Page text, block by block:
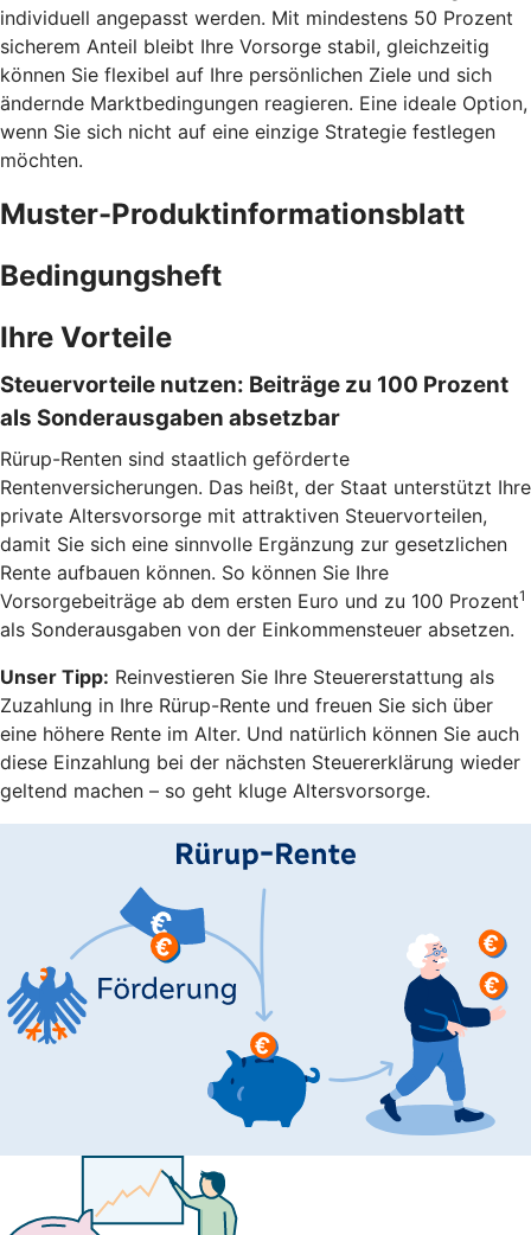
individuell angepasst werden. Mit mindestens 50 Prozent
sicherem Anteil bleibt Ihre Vorsorge stabil, gleichzeitig
können Sie flexibel auf Ihre persönlichen Ziele und sich
ändernde Marktbedingungen reagieren. Eine ideale Option,
wenn Sie sich nicht auf eine einzige Strategie festlegen
möchten.
Muster-Produktinformationsblatt
Bedingungsheft
Ihre Vorteile
Steuervorteile nutzen: Beiträge zu 100 Prozent
als Sonderausgaben absetzbar
Rürup-Renten sind staatlich geförderte
Rentenversicherungen. Das heißt, der Staat unterstützt Ihre
private Altersvorsorge mit attraktiven Steuervorteilen,
damit Sie sich eine sinnvolle Ergänzung zur gesetzlichen
Rente aufbauen können. So können Sie Ihre
Vorsorgebeiträge ab dem ersten Euro und zu 100 Prozent1
als Sonderausgaben von der Einkommensteuer absetzen.
Unser Tipp: Reinvestieren Sie Ihre Steuererstattung als
Zuzahlung in Ihre Rürup-Rente und freuen Sie sich über
eine höhere Rente im Alter. Und natürlich können Sie auch
diese Einzahlung bei der nächsten Steuererklärung wieder
geltend machen – so geht kluge Altersvorsorge.